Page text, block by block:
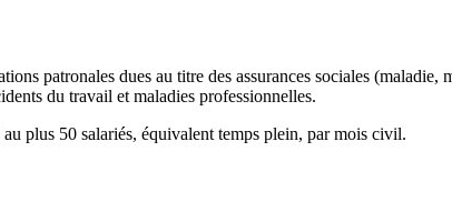
patronales dues au titre des assurances sociales
du travail et maladies professionnelles.
plus 50 salariés, équivalent temps plein, par mois civil.